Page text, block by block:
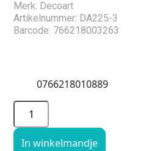
Merk: Decoart
Artikelnummer: DA225-3
Barcode: 766218003263
0766218010889
In winkelmandje